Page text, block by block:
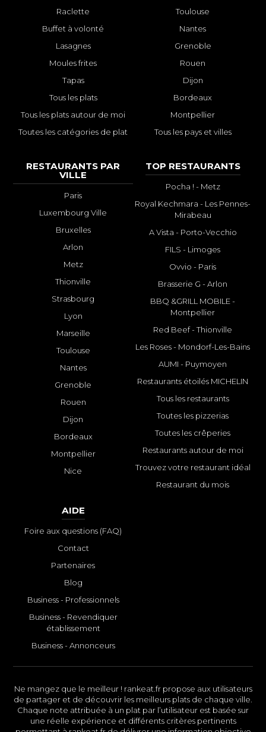
Raclette
Buffet à volonté
Lasagnes
Moules frites
Tapas
Tous les plats
Tous les plats autour de moi
Toutes les catégories de plat
Toulouse
Nantes
Grenoble
Rouen
Dijon
Bordeaux
Montpellier
Tous les pays et villes
RESTAURANTS PAR
VILLE
Paris
Luxembourg Ville
Bruxelles
Arlon
Metz
Thionville
Strasbourg
Lyon
Marseille
Toulouse
Nantes
Grenoble
Rouen
Dijon
Bordeaux
Montpellier
Nice
TOP RESTAURANTS
Pocha ! - Metz
Royal Kechmara - Les Pennes-
Mirabeau
A Vista - Porto-Vecchio
FILS - Limoges
Ovvio - Paris
Brasserie G - Arlon
BBQ &GRILL MOBILE -
Montpellier
Red Beef - Thionville
Les Roses - Mondorf-Les-Bains
AUMI - Puymoyen
Restaurants étoilés MICHELIN
Tous les restaurants
Toutes les pizzerias
Toutes les crêperies
Restaurants autour de moi
Trouvez votre restaurant idéal
Restaurant du mois
AIDE
Foire aux questions (FAQ)
Contact
Partenaires
Blog
Business - Professionnels
Business - Revendiquer
établissement
Business - Annonceurs
Ne mangez que le meilleur ! rankeat.fr propose aux utilisateurs
de partager et de découvrir les meilleurs plats de chaque ville.
Chaque note attribuée à un plat par l’utilisateur est basée sur
une réelle expérience et différents critères pertinents